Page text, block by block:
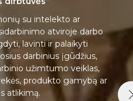
su intelekto ar
atviroje darbo
lavinti ir palaikyti
darbinius įgūdžius,
užimtumo veiklas,
produkto gamybą ar
atlikimą.